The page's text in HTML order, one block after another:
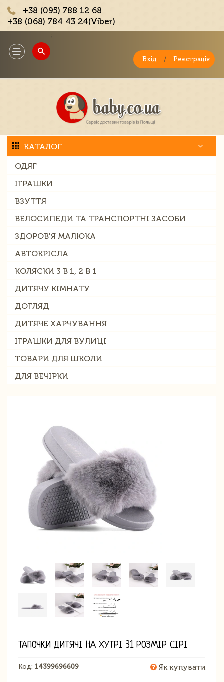
+38 (095) 788 12 68
+38 (068) 784 43 24(Viber)
Toggle
navigation
Вхід / Реєстрація
КАТАЛОГ
ОДЯГ
ІГРАШКИ
ВЗУТТЯ
ВЕЛОСИПЕДИ ТА ТРАНСПОРТНІ ЗАСОБИ
ЗДОРОВ'Я МАЛЮКА
АВТОКРІСЛА
КОЛЯСКИ 3 В 1, 2 В 1
ДИТЯЧУ КІМНАТУ
ДОГЛЯД
ДИТЯЧЕ ХАРЧУВАННЯ
ІГРАШКИ ДЛЯ ВУЛИЦІ
ТОВАРИ ДЛЯ ШКОЛИ
ДЛЯ ВЕЧІРКИ
ТАПОЧКИ ДИТЯЧІ НА ХУТРІ 31 РОЗМІР СІРІ
Код: 14399696609 Як купувати